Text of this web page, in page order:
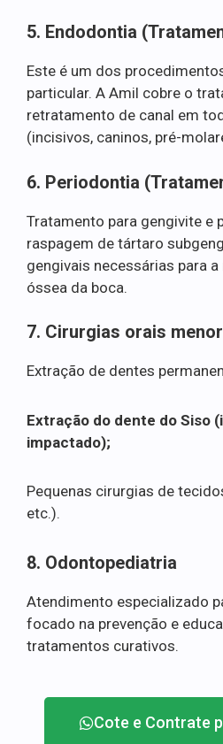
5. Endodontia
Este é um dos
particular. A Amil cobre o
retratamento de canal em
(incisivos, caninos, pré-
6. Periodontia
Tratamento para gengivite e
raspagem de tártaro
gengivais necessárias para
óssea da boca.
7. Cirurgias orais
Extração de dentes
Extração do dente do Siso
impactado);
Pequenas cirurgias de
etc.).
8. Odontopediatria
Atendimento especializado
focado na prevenção e
tratamentos curativos.
Cote e Contrate